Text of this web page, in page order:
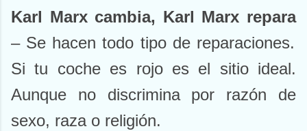
Karl Marx cambia, Karl Marx repara
– Se hacen todo tipo de reparaciones.
Si tu coche es rojo es el sitio ideal.
Aunque no discrimina por razón de
sexo, raza o religión.